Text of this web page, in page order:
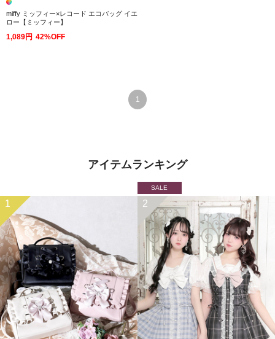
miffy ミッフィー×レコード エコバッグ イエ
ロー【ミッフィー】
1,089円 42%OFF
1
アイテムランキング
1
SALE
2